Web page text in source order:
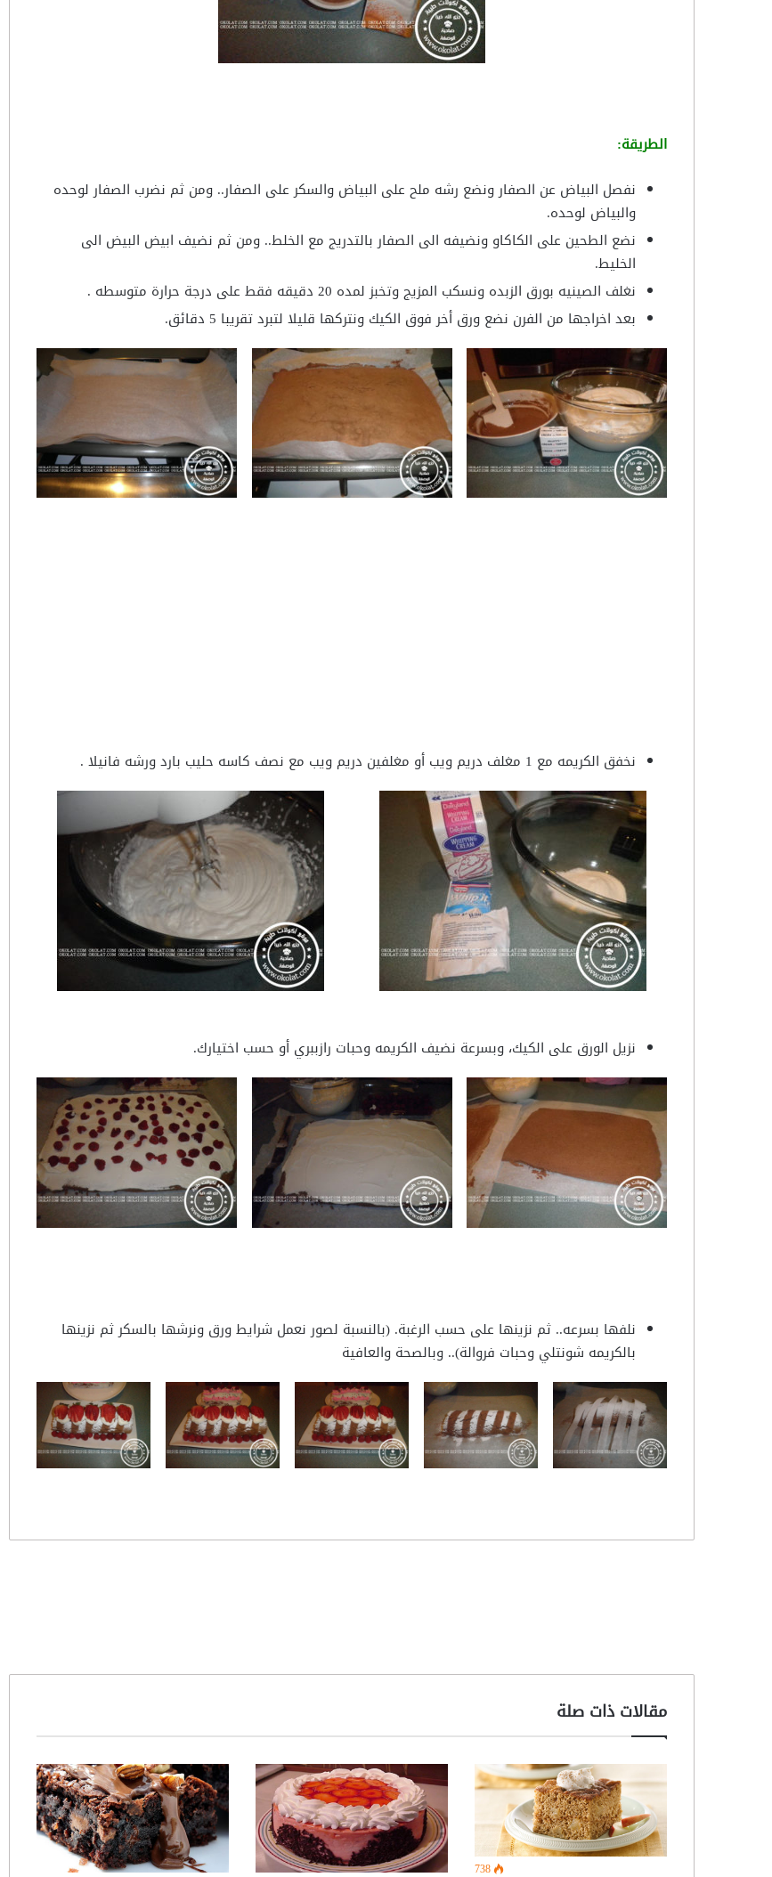
الطريقة:
نفصل البياض عن الصفار ونضع رشه ملح على البياض والسكر على الصفار.. ومن ثم نضرب الصفار لوحده
والبياض لوحده.
نضع الطحين على الكاكاو ونضيفه الى الصفار بالتدريج مع الخلط.. ومن ثم نضيف ابيض البيض الى
الخليط.
نغلف الصينيه بورق الزبده ونسكب المزيج وتخبز لمده 20 دقيقه فقط على درجة حرارة متوسطه .
بعد اخراجها من الفرن نضع ورق أخر فوق الكيك ونتركها قليلا لتبرد تقريبا 5 دقائق.
نخفق الكريمه مع 1 مغلف دريم ويب أو مغلفين دريم ويب مع نصف كاسه حليب بارد ورشه فانيلا .
نزيل الورق على الكيك، وبسرعة نضيف الكريمه وحبات رازببري أو حسب اختيارك.
نلفها بسرعه.. ثم نزينها على حسب الرغبة. (بالنسبة لصور نعمل شرايط ورق ونرشها بالسكر ثم نزينها
بالكريمه شونتلي وحبات فروالة).. وبالصحة والعافية
مقالات ذات صلة
738